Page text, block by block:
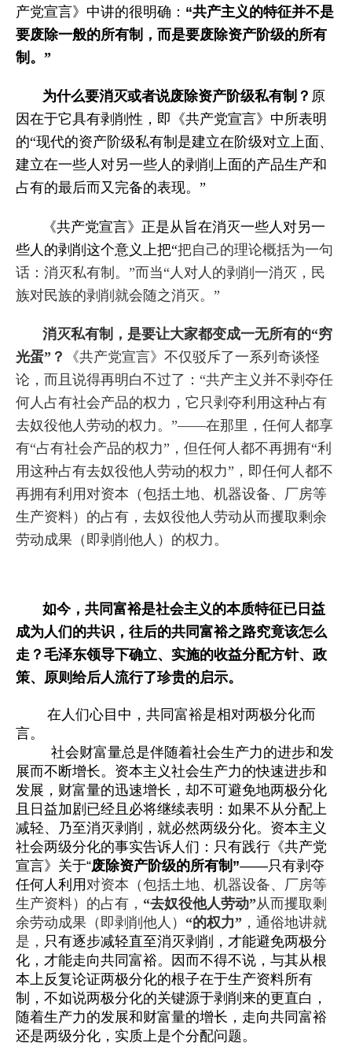
产党宣言》中讲的很明确： “共产主义的特征并不是
要废除一般的所有制，而是要废除资产阶级的所有
制。”
为什么要消灭或者说废除资产阶级私有制？ 原
因在于它具有剥削性，即《共产党宣言》中所表明
的“现代的资产阶级私有制是建立在阶级对立上面、
建立在一些人对另一些人的剥削上面的产品生产和
占有的最后而又完备的表现。”
《共产党宣言》正是从旨在消灭一些人对另一
些人的剥削这个意义上把“把自己的理论概括为一句
话：消灭私有制。”而当“ 人对人的剥削一消灭，民
族对民族的剥削就会随之消灭。”
消灭私有制，是要让大家都变成一无所有的“穷
光蛋”？
《共产党宣言》不仅驳斥了一系列奇谈怪
论，而且说得再明白不过了：“共产主义并不剥夺任
何人占有社会产品的权力，它只剥夺利用这种占有
去奴役他人劳动的权力。”——在那里，任何人都享
有“占有社会产品的权力”，但任何人都不再拥有“利
用这种占有去奴役他人劳动的权力”，即任何人都不
再拥有利用对资本（包括土地、机器设备、厂房等
生产资料）的占有，去奴役他人劳动从而攫取剩余
劳动成果（即剥削他人）的权力。
如今，共同富裕是社会主义的本质特征已日益
成为人们的共识，往后的共同富裕之路究竟该怎么
走？毛泽东领导下确立、实施的收益分配方针、政
策、原则给后人流行了珍贵的启示。
在人们心目中，共同富裕是相对两极分化而
言。
社会财富量总是伴随着社会生产力的进步和发
展而不断增长。资本主义社会生产力的快速进步和
发展，财富量的迅速增长，却不可避免地两极分化
且日益加剧已经且必将继续表明： 如果不从分配上
减轻、乃至消灭剥削，就必然两级分化。资本主义
社会两级分化的事实告诉人们：只有践行《共产党
宣言》关于“废除资产阶级的所有制”——只有剥夺
任何人利用对资本（包括土地、机器设备、厂房等
生产资料）的占有， “去奴役他人劳动”从而攫取剩
余劳动成果（即剥削他人） “的权力” ，通俗地讲就
是， 只有逐步减轻直至消灭剥削，才能避免两极分
化，才能走向共同富裕。因而不得不说，与其从根
本上反复论证两极分化的根子在于生产资料所有
制，不如说两极分化的关键源于剥削来的更直白，
随着生产力的发展和财富量的增长，走向共同富裕
还是两级分化，实质上是个分配问题。